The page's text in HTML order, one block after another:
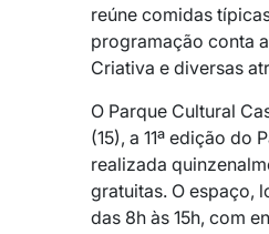
reúne comidas
programação conta
Criativa e diversas
O Parque Cultural
(15), a 11ª edição
realizada
gratuitas. O espaço,
das 8h às 15h, com